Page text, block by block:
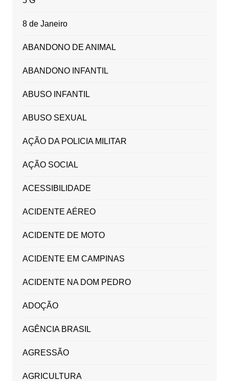
8 de Janeiro
ABANDONO DE ANIMAL
ABANDONO INFANTIL
ABUSO INFANTIL
ABUSO SEXUAL
AÇÃO DA POLICIA MILITAR
AÇÃO SOCIAL
ACESSIBILIDADE
ACIDENTE AÉREO
ACIDENTE DE MOTO
ACIDENTE EM CAMPINAS
ACIDENTE NA DOM PEDRO
ADOÇÃO
AGÊNCIA BRASIL
AGRESSÃO
AGRICULTURA